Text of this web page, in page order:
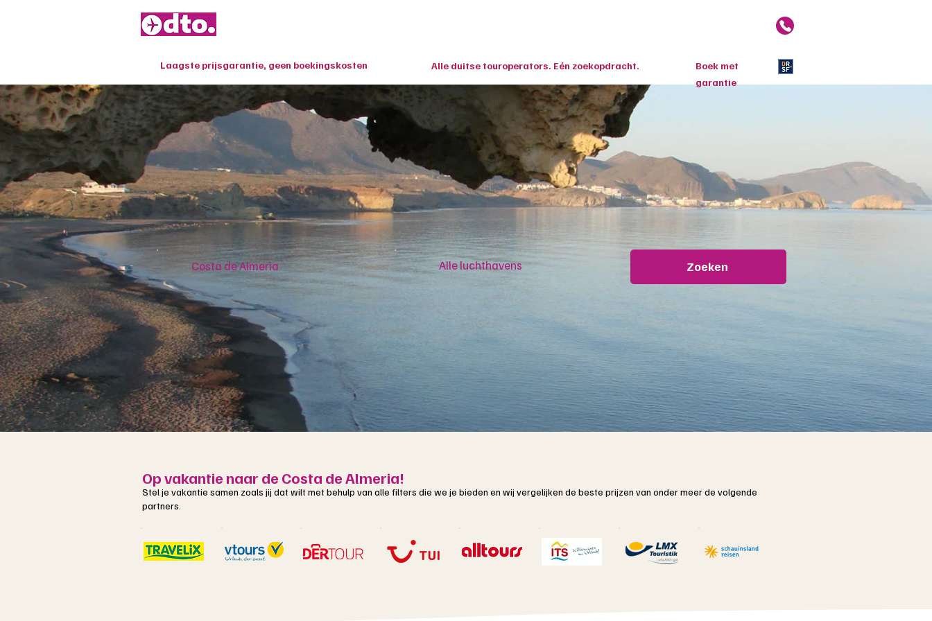
Costa de Almeria Alle luchthavens Zoeken
Op vakantie naar de Costa de Almeria!
Stel je vakantie samen zoals jij dat wilt met behulp van alle filters die we je bieden en wij vergelijken de beste prijzen van onder meer de volgende
partners.
Boek met
garantie
Alle duitse touroperators. Eén zoekopdracht.
Laagste prijsgarantie, geen boekingskosten